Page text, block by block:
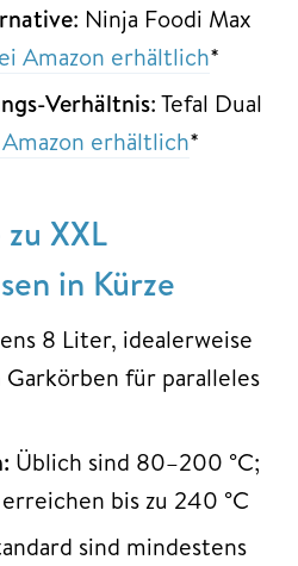
: Ninja Foodi Max
Amazon erhältlich*
Verhältnis: Tefal Dual
erhältlich*
XXL
in Kürze
8 Liter, idealerweise
für paralleles
Üblich sind 80–200 °C;
bis zu 240 °C
sind mindestens